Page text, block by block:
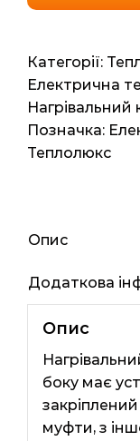
10.5м2
1575Вт
Категорії:
Електрична
Позначка:
Теплолюкс
Опис
Додаткова
Опис
боку має
муфти, з